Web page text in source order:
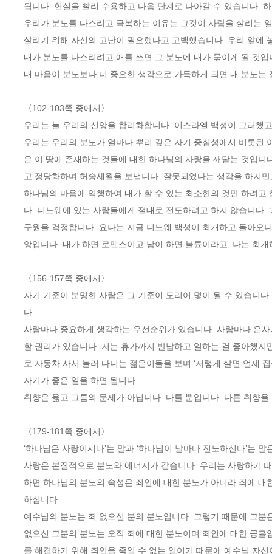
됩니다. 현실을 빨리 수용하고 다음 단계로 나아갈 수 있습니다.
우리가 분노를 다스리고 극복하는 이유는 그것이 사람을 살리는
살리기 위해 자신의 고난이 필요했다고 고백했습니다. 우리 앞에
내가 분노를 다스리려고 애를 쓰면 그 분노에 내가 묶이게 될 것
내 마음이 분노보다 더 중요한 생각으로 가득하게 되면 내 분노는
〈102-103쪽 중에서〉
우리는 늘 우리의 신앙을 합리화합니다. 이스라엘 백성이 그러했
우리는 우리의 분노가 얼마나 뿌리 깊은 자기 중심성에서 비롯된
은 이 땅에 존재하는 것들에 대한 하나님의 사랑을 깨닫는 것입
고 정당화하며 허송세월을 보냅니다. 잘못되었다는 생각을 하지
하나님의 마음에 역행하여 내가 할 수 있는 최소한의 것만 하려
다. 니느웨에 있는 사람들에게 절대로 전도하려고 하지 않습니다.
구원을 걱정합니다. 요나는 지금 니느웨 백성이 회개하고 돌아오
앙입니다. 내가 하면 로맨스이고 남이 하면 불륜이라고, 나는 회
〈156-157쪽 중에서〉
자기 기준이 분명한 사람은 그 기준이 도리어 덫이 될 수 있습니
다.
사람마다 중요하게 생각하는 우선순위가 있습니다. 사람마다 은
할 권리가 있습니다. 저는 휴가까지 반납하고 일하는 걸 좋아했
로 자동차 사서 놀러 다니는 젊은이들을 보며 ‘저렇게 살면 언제
자기가 좋은 일을 하면 됩니다.
취향은 옳고 그름의 문제가 아닙니다. 다를 뿐입니다. 다른 취향
〈179-181쪽 중에서〉
‘하나님은 사랑이시다’는 말과 ‘하나님이 날마다 진노하신다’는
사랑은 본질적으로 분노와 에너지가 같습니다. 우리는 사랑하기
하면 하나님의 분노의 속성은 죄인에 대한 분노가 아니라 죄에
하십니다.
예수님의 분노는 죄 없으신 분의 분노입니다. 그렇기 때문에 그
없으신 그분의 분노는 오직 죄에 대한 분노이며 죄인에 대한 긍
를 해결하기 위해 죄인을 죽일 수 없는 일이기 때문에 예수님 자